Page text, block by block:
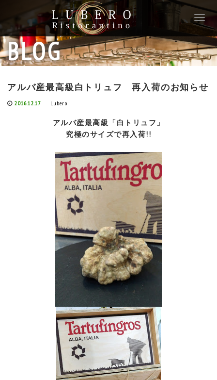
T
o
g
g
l
a
BLOG
アルバ産最高級白トリュフ 再入荷のお知らせ
2016.12.17 Lubero
アルバ産最高級「白トリュフ」
究極のサイズで再入荷!!